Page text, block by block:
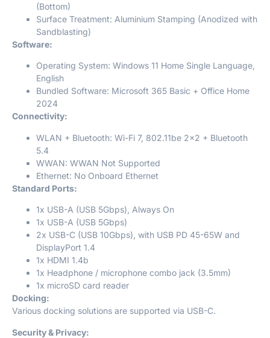
(Bottom)
Surface Treatment: Aluminium Stamping (Anodized with
Sandblasting)
Software:
Operating System: Windows 11 Home Single Language,
English
Bundled Software: Microsoft 365 Basic + Office Home
2024
Connectivity:
WLAN + Bluetooth: Wi-Fi 7, 802.11be 2×2 + Bluetooth
5.4
WWAN: WWAN Not Supported
Ethernet: No Onboard Ethernet
Standard Ports:
1x USB-A (USB 5Gbps), Always On
1x USB-A (USB 5Gbps)
2x USB-C (USB 10Gbps), with USB PD 45-65W and
DisplayPort 1.4
1x HDMI 1.4b
1x Headphone / microphone combo jack (3.5mm)
1x microSD card reader
Docking:
Various docking solutions are supported via USB-C.
Security & Privacy: